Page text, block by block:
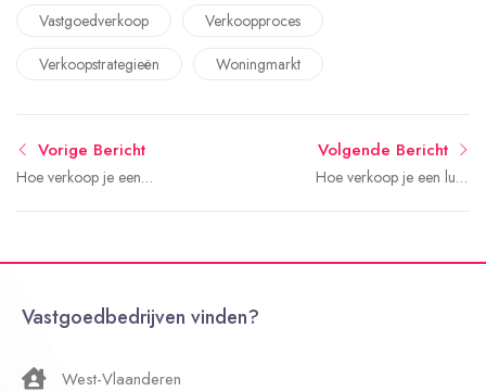
Vastgoedverkoop
Verkoopproces
Verkoopstrategieën
Woningmarkt
Vorige Bericht
Hoe verkoop je een
Volgende Bericht
Hoe verkoop je een luxe
Vastgoedbedrijven vinden?
West-Vlaanderen